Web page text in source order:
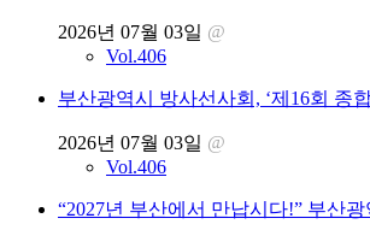
2026년 07월 03일 @
Vol.406
부산광역시 방사선사회, ‘제16회 종
2026년 07월 03일 @
Vol.406
“2027년 부산에서 만납시다!” 부산